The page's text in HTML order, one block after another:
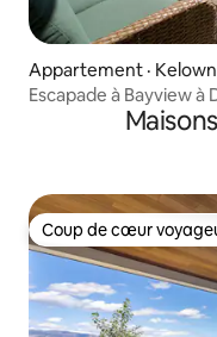
Appartement ·
Escapade à Bayview à
Coup de cœur
Coup de cœur